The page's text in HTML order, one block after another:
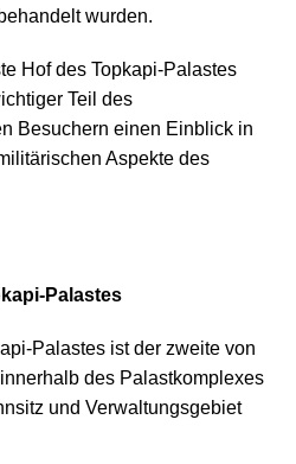
wurden.
Hof des Topkapi-Palastes
Teil des
Besuchern einen Einblick in
Aspekte des
Palastes
Palastes ist der zweite von
des Palastkomplexes
und Verwaltungsgebiet